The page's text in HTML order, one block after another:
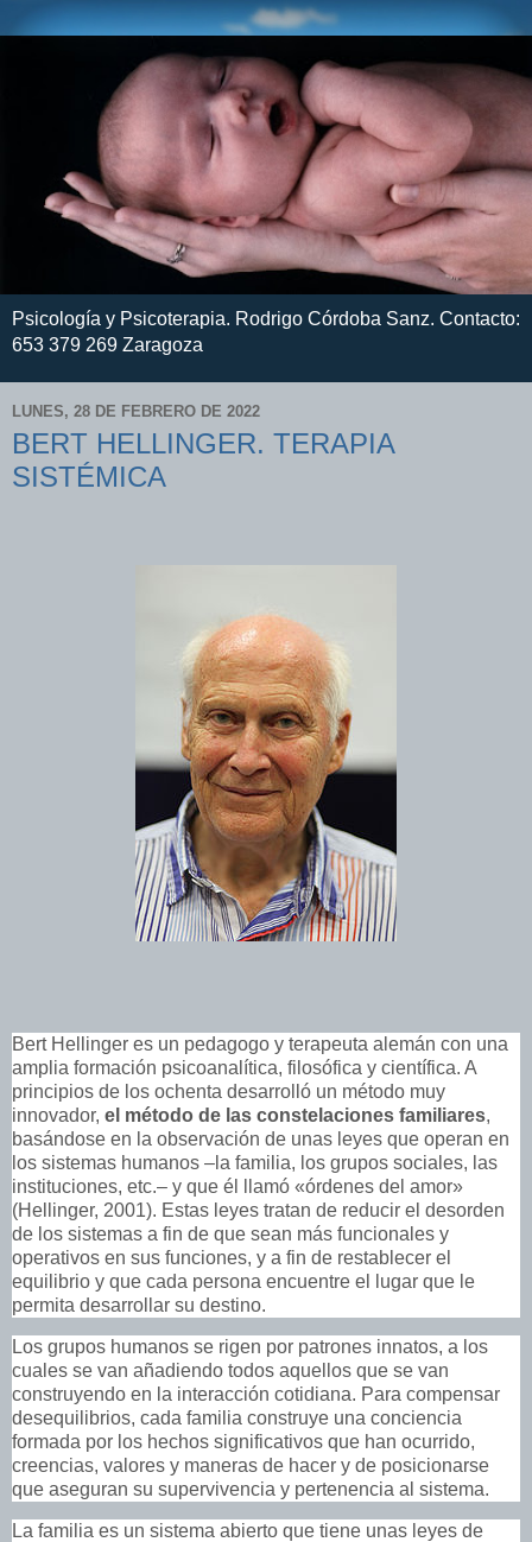
Psicología y Psicoterapia. Rodrigo Córdoba Sanz. Contacto:
653 379 269 Zaragoza
LUNES, 28 DE FEBRERO DE 2022
BERT HELLINGER. TERAPIA
SISTÉMICA
Bert Hellinger es un pedagogo y terapeuta alemán con una
amplia formación psicoanalítica, filosófica y científica. A
principios de los ochenta desarrolló un método muy
innovador, el método de las constelaciones familiares,
basándose en la observación de unas leyes que operan en
los sistemas humanos –la familia, los grupos sociales, las
instituciones, etc.– y que él llamó «órdenes del amor»
(Hellinger, 2001). Estas leyes tratan de reducir el desorden
de los sistemas a fin de que sean más funcionales y
operativos en sus funciones, y a fin de restablecer el
equilibrio y que cada persona encuentre el lugar que le
permita desarrollar su destino.
Los grupos humanos se rigen por patrones innatos, a los
cuales se van añadiendo todos aquellos que se van
construyendo en la interacción cotidiana. Para compensar
desequilibrios, cada familia construye una conciencia
formada por los hechos significativos que han ocurrido,
creencias, valores y maneras de hacer y de posicionarse
que aseguran su supervivencia y pertenencia al sistema.
La familia es un sistema abierto que tiene unas leyes de